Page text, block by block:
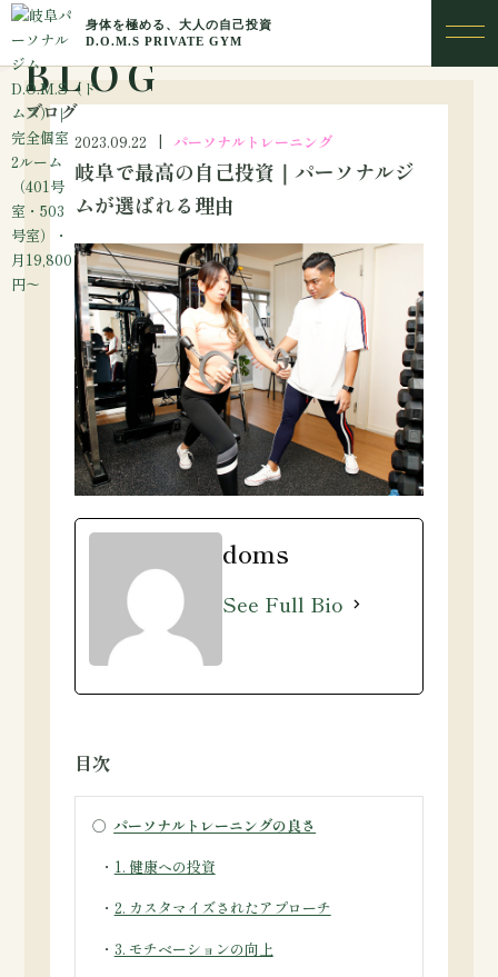
BLOG
ブログ
2023.09.22 パーソナルトレーニング
岐阜で最高の自己投資｜パーソナルジ
ムが選ばれる理由
doms
See Full Bio
目次
○パーソナルトレーニングの良さ
・ 1. 健康への投資
・ 2. カスタマイズされたアプローチ
・ 3. モチベーションの向上